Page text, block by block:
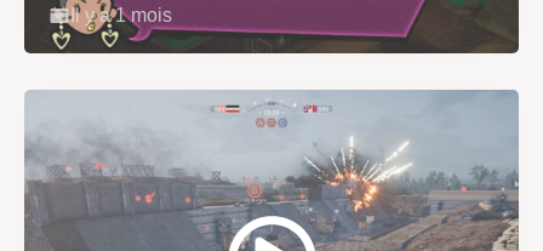
Il y a 1 mois